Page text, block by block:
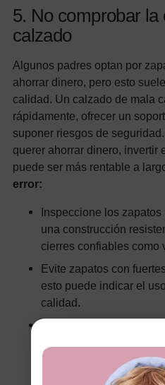
5. No comprobar la
calzado
Algunos padres optan por
ahorrar dinero, pero esto
calidad. Un calzado de mala
rápidamente, ofrecer un
suponer riesgos de
querer ahorrar dinero, invertir
puede ser más rentable a
error:
Inspeccione los
una construcción
cierres confiables como
Evite zapatos con
esto puede indicar el
calidad.
garantiza una mejor
conocidas por producir